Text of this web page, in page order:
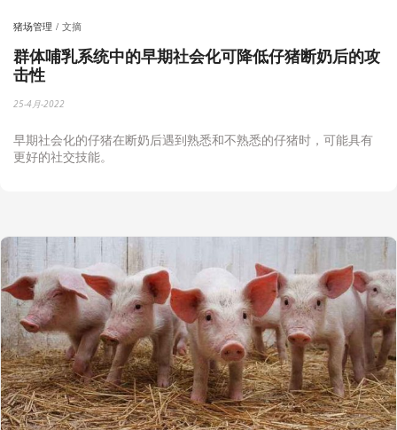
猪场管理 文摘
群体哺乳系统中的早期社会化可降低仔猪断奶后的攻
击性
25-4月-2022
早期社会化的仔猪在断奶后遇到熟悉和不熟悉的仔猪时，可能具有
更好的社交技能。